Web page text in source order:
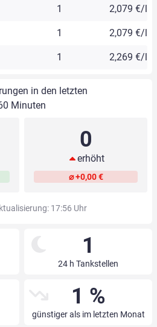
1 2,079 €/l
1 2,079 €/l
1 2,269 €/l
in den letzten
Minuten
0
erhöht
⌀ +0,00 €
17:56 Uhr
1
24 h Tankstellen
1 %
günstiger als im letzten Monat